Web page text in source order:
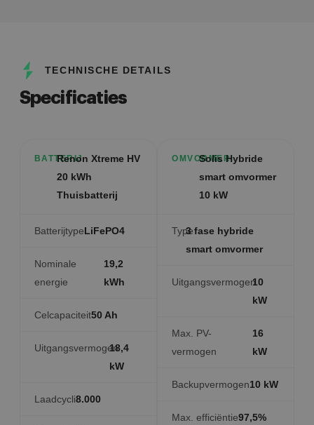
TECHNISCHE DETAILS
Specificaties
BATTERIJ
Renon Xtreme HV
20 kWh
Thuisbatterij
BatterijtypeLiFePO4
Nominale
energie
19,2
kWh
Celcapaciteit50 Ah
Uitgangsvermogen18,4
kW
Laadcycli8.000
OMVORMER
Solis Hybride
smart omvormer
10 kW
Type3 fase hybride
smart omvormer
Uitgangsvermogen10
kW
Max. PV-
vermogen
16
kW
Backupvermogen10 kW
Max. efficiëntie97,5%